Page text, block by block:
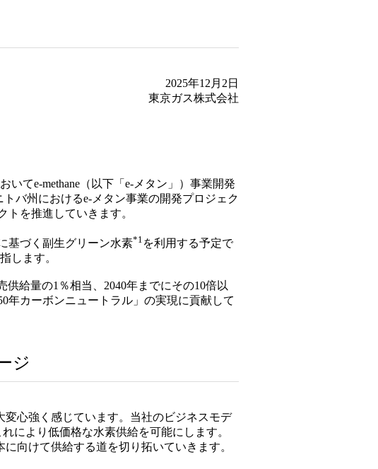
2025年12月2日
東京ガス株式会社
てe-methane（以下「e-メタン」）事業開発
トバ州におけるe-メタン事業の開発プロジェク
を推進していきます。
基づく副生グリーン水素*1 を利用する予定で
します。
給量の1％相当、2040年までにその10倍以
年カーボンニュートラル」の実現に貢献して
ジ
心強く感じています。当社のビジネスモデ
により低価格な水素供給を可能にします。
向けて供給する道を切り拓いていきます。